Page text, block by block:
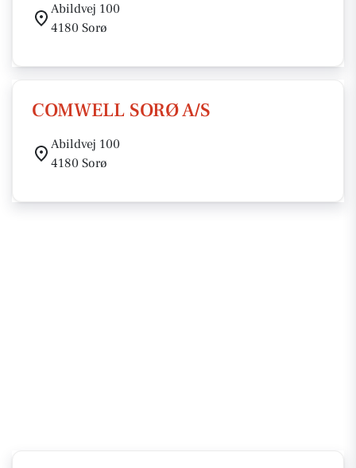
Abildvej 100
4180 Sorø
COMWELL SORØ A/S
Abildvej 100
4180 Sorø